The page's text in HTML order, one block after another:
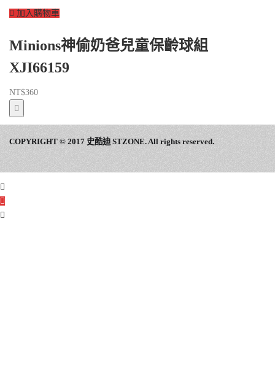
加入購物車
Minions神偷奶爸兒童保齡球組
XJI66159
NT$360
COPYRIGHT © 2017 史酷迪 STZONE. All rights reserved.